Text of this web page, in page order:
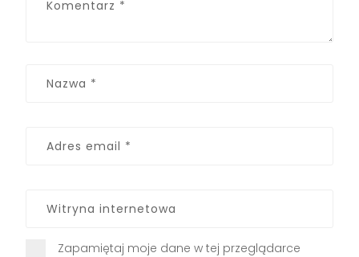
Zapamiętaj moje dane w tej przeglądarce